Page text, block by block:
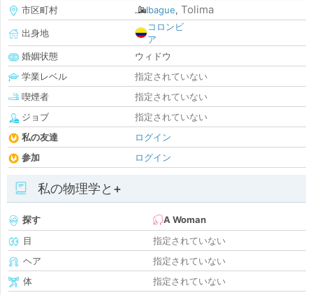
市区町村
Ibague, Tolima
出身地
コロンビ
ア
婚姻状態
ウィドウ
学業レベル
指定されていない
喫煙者
指定されていない
ジョブ
指定されていない
私の友達
ログイン
参加
ログイン
私の物理学と+
探す
A Woman
目
指定されていない
ヘア
指定されていない
体
指定されていない